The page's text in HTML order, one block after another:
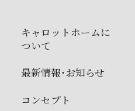
キャロットホームに
ついて
最新情報・お知らせ
コンセプト